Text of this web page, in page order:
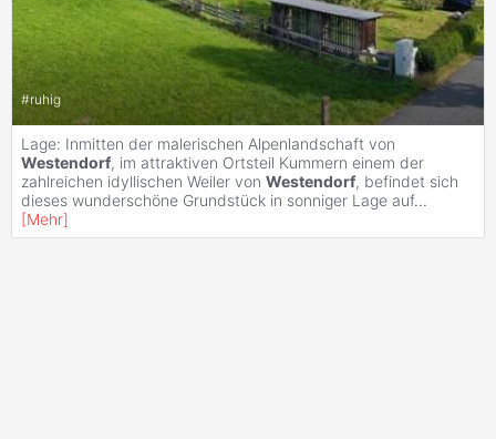
#ruhig
Lage: Inmitten der malerischen Alpenlandschaft von
Westendorf, im attraktiven Ortsteil Kummern einem der
zahlreichen idyllischen Weiler von Westendorf, befindet sich
dieses wunderschöne Grundstück in sonniger Lage auf...
[Mehr]